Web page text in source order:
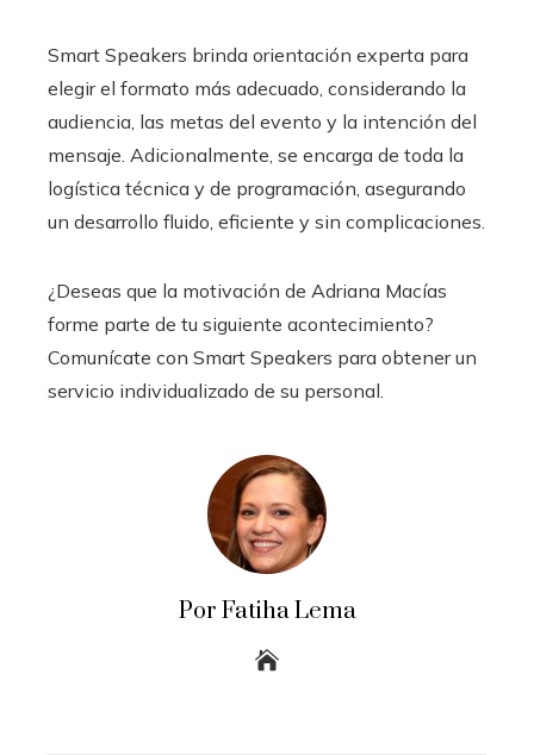
Smart Speakers brinda orientación experta para
elegir el formato más adecuado, considerando la
audiencia, las metas del evento y la intención del
mensaje. Adicionalmente, se encarga de toda la
logística técnica y de programación, asegurando
un desarrollo fluido, eficiente y sin complicaciones.
¿Deseas que la motivación de Adriana Macías
forme parte de tu siguiente acontecimiento?
Comunícate con Smart Speakers para obtener un
servicio individualizado de su personal.
Por Fatiha Lema